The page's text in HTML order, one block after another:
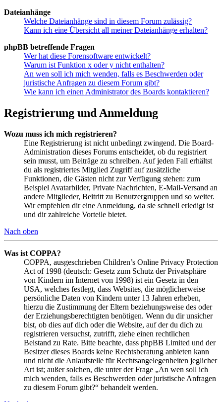
Dateianhänge
Welche Dateianhänge sind in diesem Forum zulässig?
Kann ich eine Übersicht all meiner Dateianhänge erhalten?
phpBB betreffende Fragen
Wer hat diese Forensoftware entwickelt?
Warum ist Funktion x oder y nicht enthalten?
An wen soll ich mich wenden, falls es Beschwerden oder
juristische Anfragen zu diesem Forum gibt?
Wie kann ich einen Administrator des Boards kontaktieren?
Registrierung und Anmeldung
Wozu muss ich mich registrieren?
Eine Registrierung ist nicht unbedingt zwingend. Die Board-
Administration dieses Forums entscheidet, ob du registriert
sein musst, um Beiträge zu schreiben. Auf jeden Fall erhältst
du als registriertes Mitglied Zugriff auf zusätzliche
Funktionen, die Gästen nicht zur Verfügung stehen: zum
Beispiel Avatarbilder, Private Nachrichten, E-Mail-Versand an
andere Mitglieder, Beitritt zu Benutzergruppen und so weiter.
Wir empfehlen dir eine Anmeldung, da sie schnell erledigt ist
und dir zahlreiche Vorteile bietet.
Nach oben
Was ist COPPA?
COPPA, ausgeschrieben Children’s Online Privacy Protection
Act of 1998 (deutsch: Gesetz zum Schutz der Privatsphäre
von Kindern im Internet von 1998) ist ein Gesetz in den
USA, welches festlegt, dass Websites, die möglicherweise
persönliche Daten von Kindern unter 13 Jahren erheben,
hierzu die Zustimmung der Eltern beziehungsweise des oder
der Erziehungsberechtigten benötigen. Wenn du dir unsicher
bist, ob dies auf dich oder die Website, auf der du dich zu
registrieren versuchst, zutrifft, ziehe einen rechtlichen
Beistand zu Rate. Bitte beachte, dass phpBB Limited und der
Besitzer dieses Boards keine Rechtsberatung anbieten kann
und nicht die Anlaufstelle für Rechtsangelegenheiten jeglicher
Art ist; außer solchen, die unter der Frage „An wen soll ich
mich wenden, falls es Beschwerden oder juristische Anfragen
zu diesem Forum gibt?“ behandelt werden.